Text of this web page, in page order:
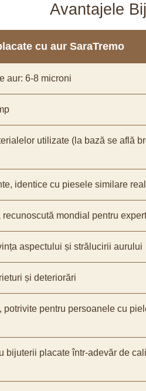
Avantajele
cu aur SaraTremo
aur: 6-8 microni
utilizate (la bază se află
identice cu piesele similare
mondial pentru
aspectului și strălucirii aurului
și deteriorări
potrivite pentru persoanele cu
bijuterii placate într-adevăr de